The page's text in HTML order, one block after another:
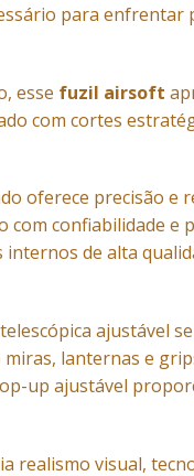
para enfrentar
esse fuzil airsoft
com cortes
oferece precisão e
confiabilidade e
internos de alta
ajustável
lanternas e
up ajustável
realismo visual,